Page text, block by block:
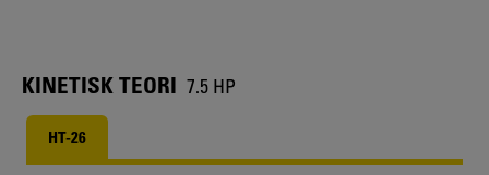
KINETISK TEORI 7.5 HP
HT-26